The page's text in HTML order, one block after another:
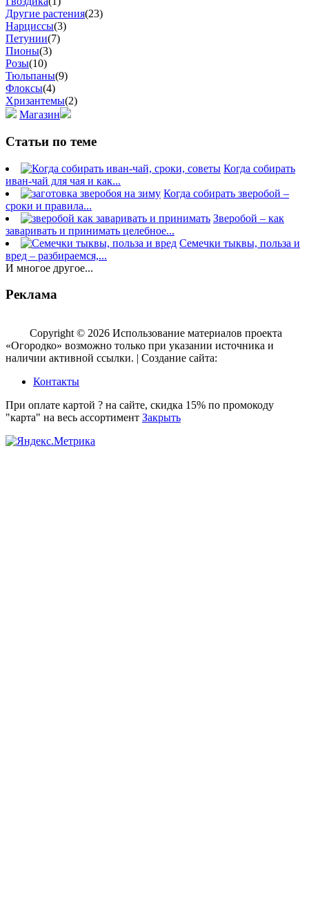
Другие растения(23)
Нарциссы(3)
Петунии(7)
Пионы(3)
Розы(10)
Тюльпаны(9)
Флоксы(4)
Хризантемы(2)
Магазин
Статьи по теме
Когда собирать
иван-чай для чая и как...
Когда собирать зверобой –
сроки и правила...
Зверобой – как
заваривать и принимать целебное...
Семечки тыквы, польза и
вред – разбираемся,...
И многое другое...
Реклама
Copyright © 2026 Использование материалов проекта
«Огородко» возможно только при указании источника и
наличии активной ссылки. | Создание сайта:
Контакты
При оплате картой ? на сайте, скидка 15% по промокоду
"карта" на весь ассортимент Закрыть